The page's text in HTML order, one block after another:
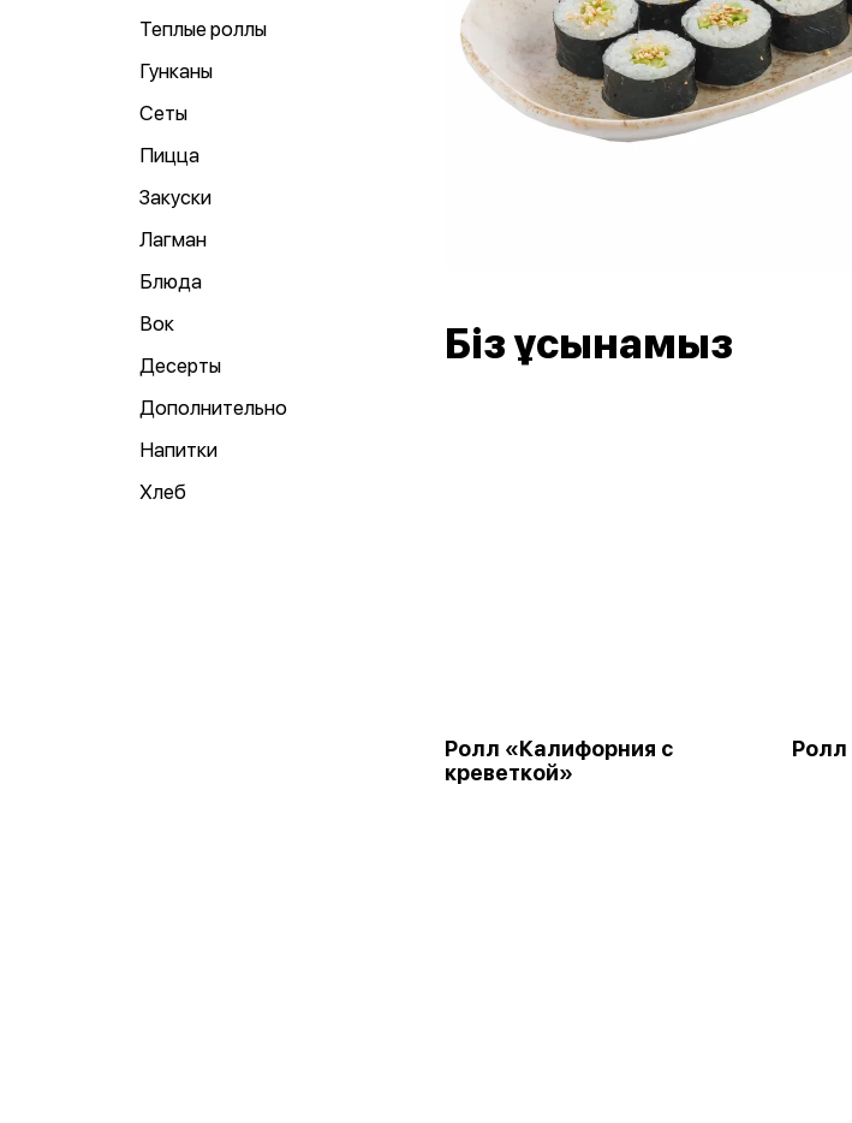
Теплые роллы
Гунканы
Сеты
Пицца
Закуски
Лагман
Блюда
Вок
Десерты
Дополнительно
Напитки
Хлеб
Біз ұсынамыз
Ролл «Калифорния с
креветкой»